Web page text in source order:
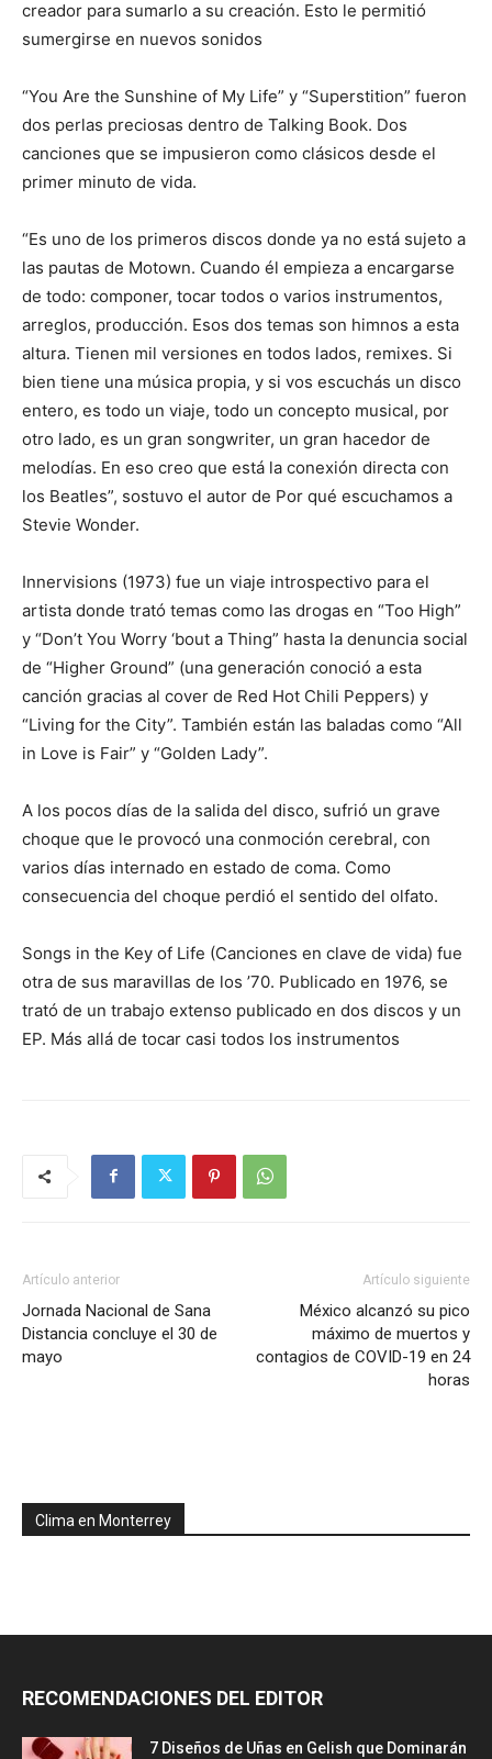
creador para sumarlo a su creación. Esto le permitió
sumergirse en nuevos sonidos
“You Are the Sunshine of My Life” y “Superstition” fueron
dos perlas preciosas dentro de Talking Book. Dos
canciones que se impusieron como clásicos desde el
primer minuto de vida.
“Es uno de los primeros discos donde ya no está sujeto a
las pautas de Motown. Cuando él empieza a encargarse
de todo: componer, tocar todos o varios instrumentos,
arreglos, producción. Esos dos temas son himnos a esta
altura. Tienen mil versiones en todos lados, remixes. Si
bien tiene una música propia, y si vos escuchás un disco
entero, es todo un viaje, todo un concepto musical, por
otro lado, es un gran songwriter, un gran hacedor de
melodías. En eso creo que está la conexión directa con
los Beatles”, sostuvo el autor de Por qué escuchamos a
Stevie Wonder.
Innervisions (1973) fue un viaje introspectivo para el
artista donde trató temas como las drogas en “Too High”
y “Don’t You Worry ‘bout a Thing” hasta la denuncia social
de “Higher Ground” (una generación conoció a esta
canción gracias al cover de Red Hot Chili Peppers) y
“Living for the City”. También están las baladas como “All
in Love is Fair” y “Golden Lady”.
A los pocos días de la salida del disco, sufrió un grave
choque que le provocó una conmoción cerebral, con
varios días internado en estado de coma. Como
consecuencia del choque perdió el sentido del olfato.
Songs in the Key of Life (Canciones en clave de vida) fue
otra de sus maravillas de los ’70. Publicado en 1976, se
trató de un trabajo extenso publicado en dos discos y un
EP. Más allá de tocar casi todos los instrumentos
Artículo anterior
Jornada Nacional de Sana
Distancia concluye el 30 de
mayo
Artículo siguiente
México alcanzó su pico
máximo de muertos y
contagios de COVID-19 en 24
horas
Clima en Monterrey
RECOMENDACIONES DEL EDITOR
7 Diseños de Uñas en Gelish que Dominarán